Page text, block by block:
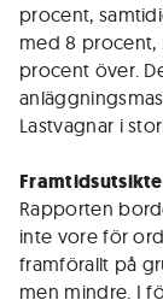
procent,
med 8 procent,
procent över.
Lastvagnar i
Rapporten
inte vore för
framförallt på
men mindre. I